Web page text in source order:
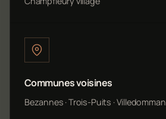
Communes voisines
Bezannes · Trois-Puits ·